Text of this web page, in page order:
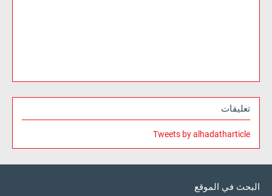
تعليقات
Tweets by alhadatharticle
البحث في الموقع